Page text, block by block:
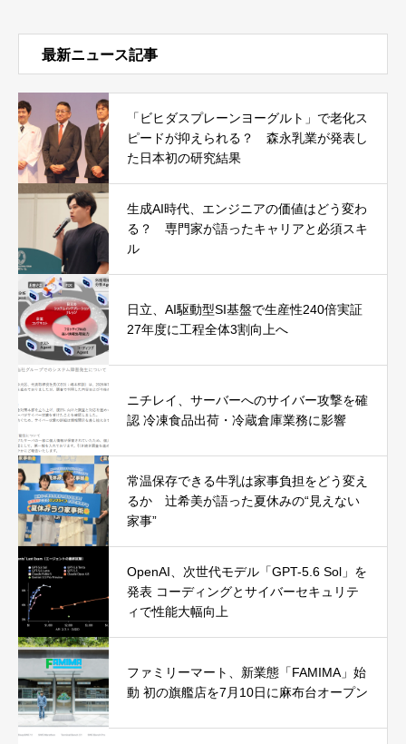
最新ニュース記事
「ビヒダスプレーンヨーグルト」で老化ス
ピードが抑えられる？ 森永乳業が発表し
た日本初の研究結果
生成AI時代、エンジニアの価値はどう変わ
る？ 専門家が語ったキャリアと必須スキ
ル
日立、AI駆動型SI基盤で生産性240倍実証
27年度に工程全体3割向上へ
ニチレイ、サーバーへのサイバー攻撃を確
認 冷凍食品出荷・冷蔵倉庫業務に影響
常温保存できる牛乳は家事負担をどう変え
るか 辻希美が語った夏休みの“見えない
家事”
OpenAI、次世代モデル「GPT-5.6 Sol」を
発表 コーディングとサイバーセキュリテ
ィで性能大幅向上
ファミリーマート、新業態「FAMIMA」始
動 初の旗艦店を7月10日に麻布台オープン